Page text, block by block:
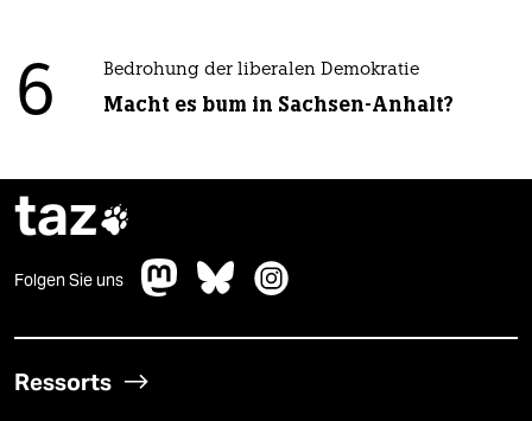
6 Bedrohung der liberalen Demokratie
Macht es bum in Sachsen-Anhalt?
taz
Folgen Sie uns
Ressorts